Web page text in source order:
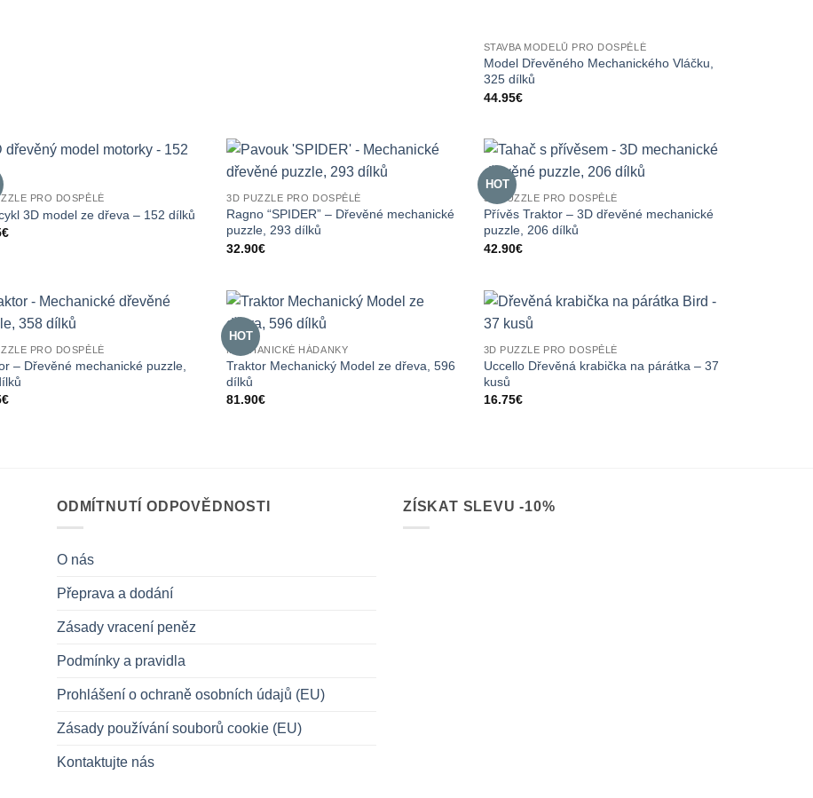
STAVBA MODELŮ PRO DOSPĚLÉ
Model Dřevěného Mechanického Vláčku,
325 dílků
44.95€
PRO DOSPĚLÉ
3D model ze dřeva – 152 dílků
€
3D PUZZLE PRO DOSPĚLÉ
Ragno “SPIDER” – Dřevěné mechanické
puzzle, 293 dílků
32.90€
HOT
3D PUZZLE PRO DOSPĚLÉ
Přívěs Traktor – 3D dřevěné mechanické
puzzle, 206 dílků
42.90€
PRO DOSPĚLÉ
– Dřevěné mechanické puzzle,
€
HOT
MECHANICKÉ HÁDANKY
Traktor Mechanický Model ze dřeva, 596
dílků
81.90€
3D PUZZLE PRO DOSPĚLÉ
Uccello Dřevěná krabička na párátka – 37
kusů
16.75€
ODMÍTNUTÍ ODPOVĚDNOSTI
O nás
Přeprava a dodání
Zásady vracení peněz
Podmínky a pravidla
Prohlášení o ochraně osobních údajů (EU)
Zásady používání souborů cookie (EU)
Kontaktujte nás
ZÍSKAT SLEVU -10%